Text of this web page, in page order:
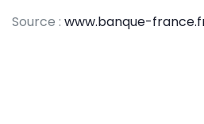
Source : www.banque-